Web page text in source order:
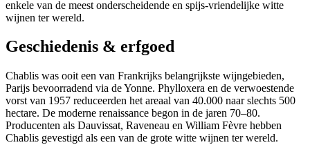
enkele van de meest onderscheidende en spijs-vriendelijke witte
wijnen ter wereld.
Geschiedenis & erfgoed
Chablis was ooit een van Frankrijks belangrijkste wijngebieden,
Parijs bevoorradend via de Yonne. Phylloxera en de verwoestende
vorst van 1957 reduceerden het areaal van 40.000 naar slechts 500
hectare. De moderne renaissance begon in de jaren 70–80.
Producenten als Dauvissat, Raveneau en William Fèvre hebben
Chablis gevestigd als een van de grote witte wijnen ter wereld.